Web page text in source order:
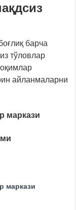
барча
тўловлар
айланмаларни
маркази
маркази